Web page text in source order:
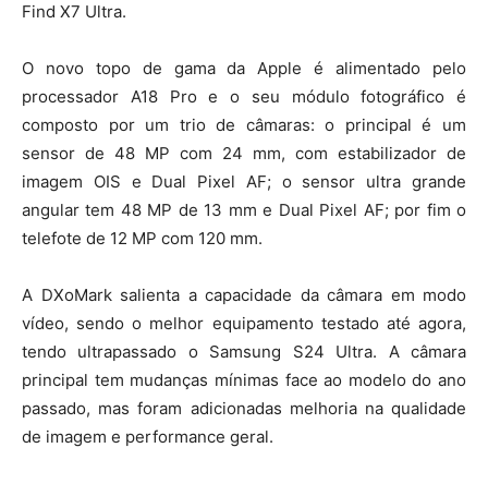
Find X7 Ultra.
O novo topo de gama da Apple é alimentado pelo
processador A18 Pro e o seu módulo fotográfico é
composto por um trio de câmaras: o principal é um
sensor de 48 MP com 24 mm, com estabilizador de
imagem OIS e Dual Pixel AF; o sensor ultra grande
angular tem 48 MP de 13 mm e Dual Pixel AF; por fim o
telefote de 12 MP com 120 mm.
A DXoMark salienta a capacidade da câmara em modo
vídeo, sendo o melhor equipamento testado até agora,
tendo ultrapassado o Samsung S24 Ultra. A câmara
principal tem mudanças mínimas face ao modelo do ano
passado, mas foram adicionadas melhoria na qualidade
de imagem e performance geral.